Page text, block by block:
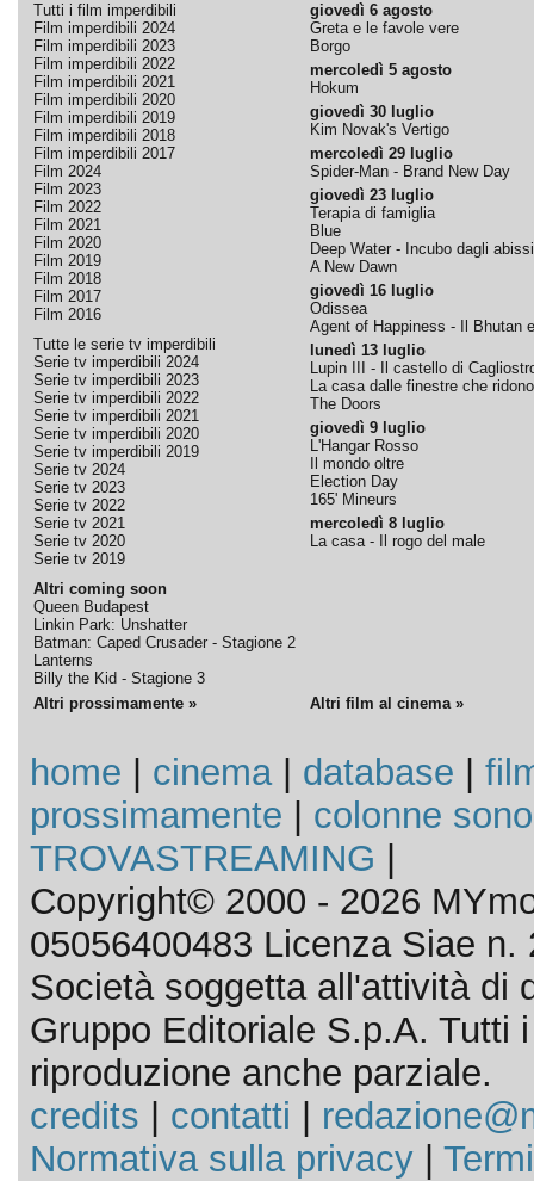
Tutti i film imperdibili
Film imperdibili 2024
Film imperdibili 2023
Film imperdibili 2022
Film imperdibili 2021
Film imperdibili 2020
Film imperdibili 2019
Film imperdibili 2018
Film imperdibili 2017
Film 2024
Film 2023
Film 2022
Film 2021
Film 2020
Film 2019
Film 2018
Film 2017
Film 2016
Tutte le serie tv imperdibili
Serie tv imperdibili 2024
Serie tv imperdibili 2023
Serie tv imperdibili 2022
Serie tv imperdibili 2021
Serie tv imperdibili 2020
Serie tv imperdibili 2019
Serie tv 2024
Serie tv 2023
Serie tv 2022
Serie tv 2021
Serie tv 2020
Serie tv 2019
Altri coming soon
Queen Budapest
Linkin Park: Unshatter
Batman: Caped Crusader - Stagione 2
Lanterns
Billy the Kid - Stagione 3
giovedì 6 agosto
Greta e le favole vere
Borgo
mercoledì 5 agosto
Hokum
giovedì 30 luglio
Kim Novak's Vertigo
mercoledì 29 luglio
Spider-Man - Brand New Day
giovedì 23 luglio
Terapia di famiglia
Blue
Deep Water - Incubo dagli abissi
A New Dawn
giovedì 16 luglio
Odissea
Agent of Happiness - Il Bhutan
lunedì 13 luglio
Lupin III - Il castello di
La casa dalle finestre che ridono
The Doors
giovedì 9 luglio
L'Hangar Rosso
Il mondo oltre
Election Day
165' Mineurs
mercoledì 8 luglio
La casa - Il rogo del male
Altri prossimamente » Altri film al cinema »
home cinema| database
prossimamente
colonne
TROVASTREAMING
Copyright© 2000 - 2026
05056400483 Licenza Siae n.
Società soggetta all'attività di
Gruppo Editoriale S.p.A. Tutti
riproduzione anche parziale.
credits
contatti
Normativa sulla privacy|